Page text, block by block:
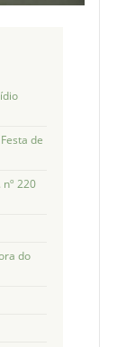
de
220
do